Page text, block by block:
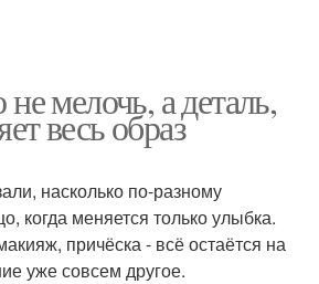
мелочь, а деталь,
весь образ
насколько по-разному
когда меняется только улыбка.
причёска - всё остаётся на
уже совсем другое.